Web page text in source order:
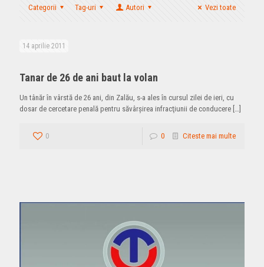
Categorii Tag-uri Autori Vezi toate
14 aprilie 2011
Tanar de 26 de ani baut la volan
Un tânăr în vârstă de 26 ani, din Zalău, s-a ales în cursul zilei de ieri, cu
dosar de cercetare penală pentru săvârşirea infracţiunii de conducere […]
0 0 Citeste mai multe